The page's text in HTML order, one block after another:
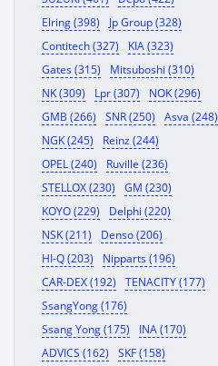
Elring (398)
Jp Group (328)
Contitech (327)
KIA (323)
Gates (315)
Mitsuboshi (310)
NK (309)
Lpr (307)
NOK (296)
GMB (266)
SNR (250)
Asva (248)
NGK (245)
Reinz (244)
OPEL (240)
Ruville (236)
STELLOX (230)
GM (230)
KOYO (229)
Delphi (220)
NSK (211)
Denso (206)
HI-Q (203)
Nipparts (196)
CAR-DEX (192)
TENACITY (177)
SsangYong (176)
Ssang Yong (175)
INA (170)
ADVICS (162)
SKF (158)